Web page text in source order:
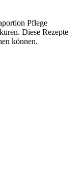
Pflege
Diese Rezepte
können.